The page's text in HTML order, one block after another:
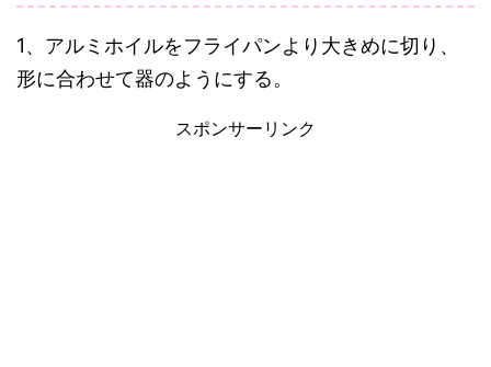
1、アルミホイルをフライパンより大きめに切り、
形に合わせて器のようにする。
スポンサーリンク